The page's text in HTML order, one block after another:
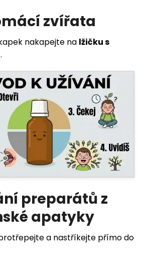
zvířata
nakapejte na lžičku s
.
preparátů z
apatyky
a nastříkejte přímo do